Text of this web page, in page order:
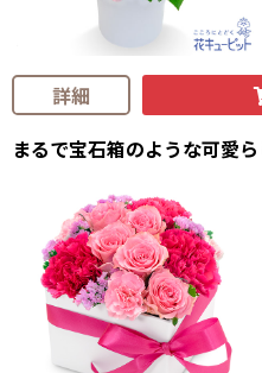
詳細
まるで宝石箱のような可愛